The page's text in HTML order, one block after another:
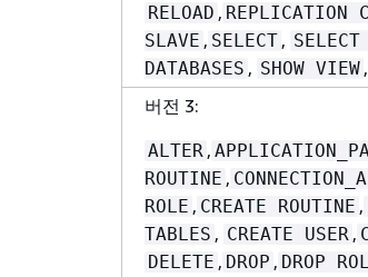
RELOAD , REPLICATION
SLAVE , SELECT ,
DATABASES , SHOW VIEW ,
버전 3:
ALTER ,
ROUTINE ,
ROLE , CREATE ROUTINE ,
TABLES , CREATE USER ,
DELETE , DROP , DROP